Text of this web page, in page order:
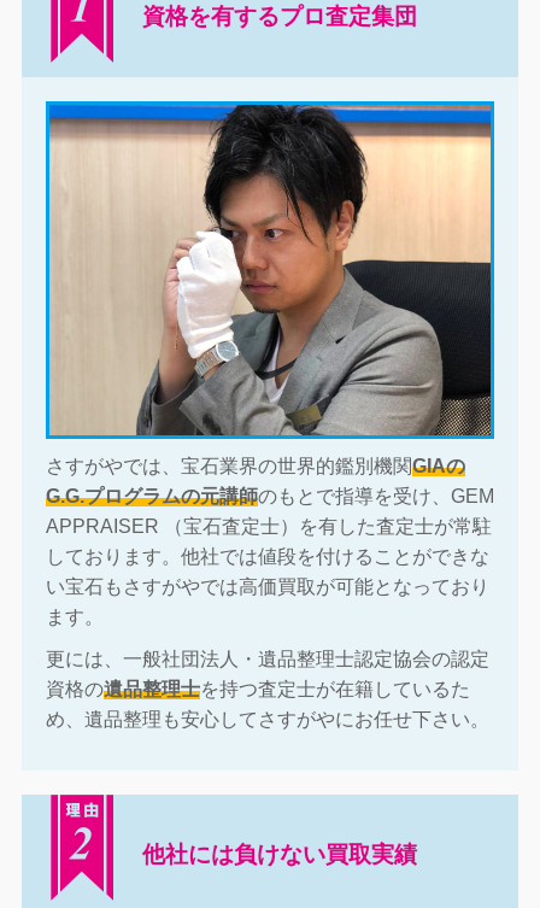
資格を有するプロ査定集団
さすがやでは、宝石業界の世界的鑑別機関GIAの
G.G.プログラムの元講師のもとで指導を受け、GEM
APPRAISER （宝石査定士）を有した査定士が常駐
しております。他社では値段を付けることができな
い宝石もさすがやでは高価買取が可能となっており
ます。
更には、一般社団法人・遺品整理士認定協会の認定
資格の遺品整理士を持つ査定士が在籍しているた
め、遺品整理も安心してさすがやにお任せ下さい。
他社には負けない買取実績